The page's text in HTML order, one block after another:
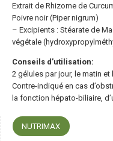
Extrait de Rhizome de
Poivre noir (Piper nigrum)
– Excipients : Stéarate de
végétale
Conseils d’utilisation:
2 gélules par jour, le matin et
Contre-indiqué en cas
la fonction hépato-biliaire,
NUTRIMAX